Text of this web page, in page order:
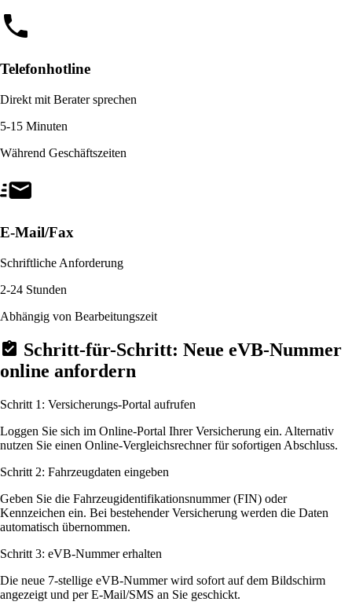
Telefonhotline
Direkt mit Berater sprechen
5-15 Minuten
Während Geschäftszeiten
E-Mail/Fax
Schriftliche Anforderung
2-24 Stunden
Abhängig von Bearbeitungszeit
Schritt-für-Schritt: Neue eVB-Nummer
online anfordern
Schritt 1: Versicherungs-Portal aufrufen
Loggen Sie sich im Online-Portal Ihrer Versicherung ein. Alternativ
nutzen Sie einen Online-Vergleichsrechner für sofortigen Abschluss.
Schritt 2: Fahrzeugdaten eingeben
Geben Sie die Fahrzeugidentifikationsnummer (FIN) oder
Kennzeichen ein. Bei bestehender Versicherung werden die Daten
automatisch übernommen.
Schritt 3: eVB-Nummer erhalten
Die neue 7-stellige eVB-Nummer wird sofort auf dem Bildschirm
angezeigt und per E-Mail/SMS an Sie geschickt.